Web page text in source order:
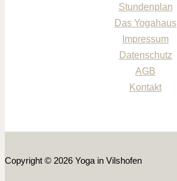
Stundenplan
Das Yogahaus
Impressum
Datenschutz
AGB
Kontakt
Copyright © 2026 Yoga in Vilshofen